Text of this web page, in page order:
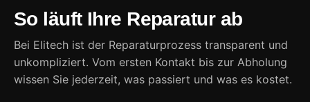
So läuft Ihre Reparatur ab
Bei Elitech ist der Reparaturprozess transparent und
unkompliziert. Vom ersten Kontakt bis zur Abholung
wissen Sie jederzeit, was passiert und was es kostet.